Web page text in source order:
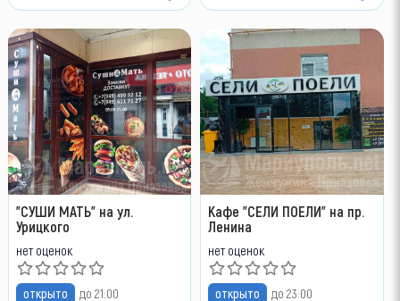
"СУШИ МАТЬ" на ул.
Урицкого
нет оценок
открыто до 21:00
Кафе "СЕЛИ ПОЕЛИ" на пр.
Ленина
нет оценок
открыто до 23:00